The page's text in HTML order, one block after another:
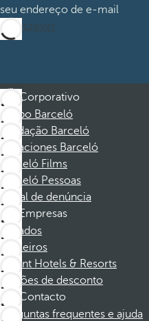
seu endereço de e-mail
Subscrever
Corporativo
Grupo Barceló
Fundação Barceló
Vacaciones Barceló
Barceló Films
Barceló Pessoas
Canal de denúncia
Empresas
Afiliados
Parceiros
Dorint Hotels & Resorts
Cupões de desconto
Contacto
Perguntas frequentes e ajuda